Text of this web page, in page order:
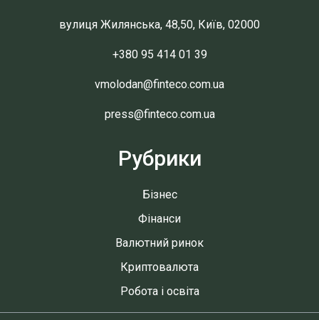
вулиця Жилянська, 48,50, Київ, 02000
+380 95 414 01 39
vmolodan@finteco.com.ua
press@finteco.com.ua
Рубрики
Бізнес
Фінанси
Валютний ринок
Криптовалюта
Робота і освіта